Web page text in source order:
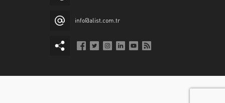
info@alist.com.tr